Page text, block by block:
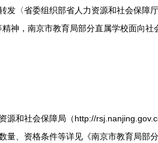
发〈省委组织部省人力资源和社会保障
神，南京市教育局部分直属学校面向
和社会保障局（http://
量、资格条件等详见《南京市教育局部